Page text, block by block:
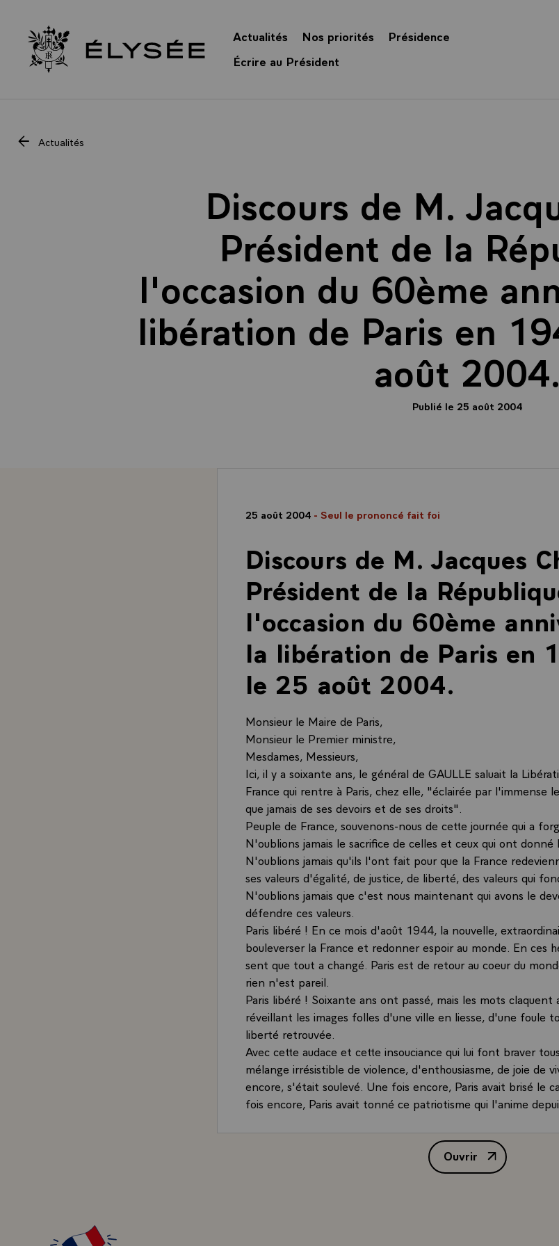
Retour à l’accueil Élysée
Actualités Nos priorités
Présidence
Écrire au Président
Actualités
Discours de M.
Président de la
l'occasion du 60ème
libération de Paris en
août 2004.
Publié le 25 août 2004
25 août 2004 - Seul le prononcé fait foi
Discours de M. Jacques
Président de la
l'occasion du 60ème
la libération de Paris en
le 25 août 2004.
Monsieur le Maire de Paris,
Monsieur le Premier ministre,
Mesdames, Messieurs,
Ici, il y a soixante ans, le général de GAULLE saluait la
France qui rentre à Paris, chez elle, "éclairée par l'immense
que jamais de ses devoirs et de ses droits".
Peuple de France, souvenons-nous de cette journée qui a
N'oublions jamais le sacrifice de celles et ceux qui ont donné
N'oublions jamais qu'ils l'ont fait pour que la France
ses valeurs d'égalité, de justice, de liberté, des valeurs qui
N'oublions jamais que c'est nous maintenant qui avons le
défendre ces valeurs.
Paris libéré ! En ce mois d'août 1944, la nouvelle,
bouleverser la France et redonner espoir au monde. En ces
sent que tout a changé. Paris est de retour au coeur du
rien n'est pareil.
Paris libéré ! Soixante ans ont passé, mais les mots
réveillant les images folles d'une ville en liesse, d'une foule
liberté retrouvée.
Avec cette audace et cette insouciance qui lui font braver
mélange irrésistible de violence, d'enthousiasme, de joie de
encore, s'était soulevé. Une fois encore, Paris avait brisé le
fois encore, Paris avait tonné ce patriotisme qui l'anime
Paris libéré ! et déjà se dessine dans nos mémoires la haute
qu'une foule vibrante d'allégresse porte des Champs-Elysées
jour-là, les Parisiennes et les Parisiens venaient à la
Ouvrir
Discours de M.